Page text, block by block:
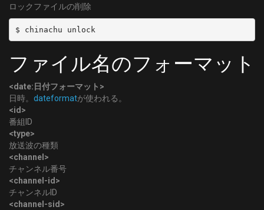
ロックファイルの削除
$ chinachu unlock
ファイル名のフォーマット
<date:日付フォーマット>
日時。 dateformatが使われる。
<id>
番組ID
<type>
放送波の種類
<channel>
チャンネル番号
<channel-id>
チャンネルID
<channel-sid>